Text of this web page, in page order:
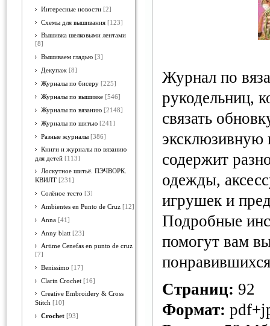
Интересные новости [2]
Схемы для вышивания [123]
Вышивка шелковыми лентами
[8]
Вышиваем гладью [3]
Декупаж [8]
Журналы по бисеру [225]
Журналы по вышивке [546]
Журналы по вязанию [2148]
Журналы по шитью [241]
Разные журналы [386]
Книги и журналы по вязанию
для детей [113]
Лоскутное шитьё. ПЭЧВОРК.
КВИЛТ [231]
Солёное тесто [3]
Ambientes en Punto de Cruz [12]
Anna [41]
Anny blatt [23]
Artime Cenefas en punto de cruz
[7]
Benissimo [17]
Clarin Crochet [16]
Creative Embroidery & Cross
Stitch [10]
Crochet [93]
Журнал по
рукодельниц,
связать
содержит
одежды,
игрушек и
Подробные
помогут вам
Страниц: 92
Формат: